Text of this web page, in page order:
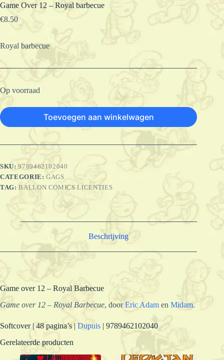
Game Over 12 – Royal barbecue
€8.50
Royal barbecue
Op voorraad
Toevoegen aan winkelwagen
SKU:9789462102040
CATEGORIE:GAGS
TAG:BALLON COMICS LICENTIES
Beschrijving
Game over 12 – Royal Barbecue
Game over 12 – Royal Barbecue, doorEric Adam en Midam.
Softcover | 48 pagina’s | Dupuis | 9789462102040
Gerelateerde producten